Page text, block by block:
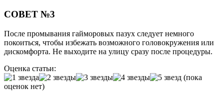
СОВЕТ №3
После промывания гайморовых пазух следует немного
покоиться, чтобы избежать возможного головокружения или
дискомфорта. Не выходите на улицу сразу после процедуры.
Оценка статьи:
(пока
оценок нет)